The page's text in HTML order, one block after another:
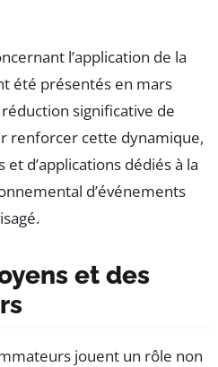
l’application de la
été présentés en mars
significative de
renforcer cette dynamique,
d’applications dédiés à la
d’événements
et des
jouent un rôle non